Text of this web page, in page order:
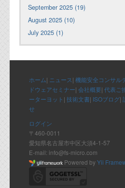
September 2025 (19)
August 2025 (10)
July 2025 (1)
ホーム| ニュース| 機能安全コンサル
ドウェアセミナー| 会社概要| 代表ご
ーターヨット | 技術文書| ISOブログ|
せ
ログイン
〒460-0011
愛知県名古屋市中区大須4-1-57
E-mail: info@fs-micro.com
Powered byYii